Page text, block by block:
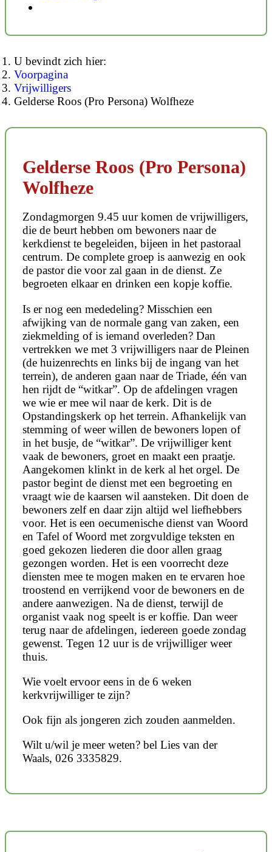
U bevindt zich hier:
Voorpagina
Vrijwilligers
Gelderse Roos (Pro Persona) Wolfheze
Gelderse Roos (Pro Persona)
Wolfheze
Zondagmorgen 9.45 uur komen de vrijwilligers,
die de beurt hebben om bewoners naar de
kerkdienst te begeleiden, bijeen in het pastoraal
centrum. De complete groep is aanwezig en ook
de pastor die voor zal gaan in de dienst. Ze
begroeten elkaar en drinken een kopje koffie.
Is er nog een mededeling? Misschien een
afwijking van de normale gang van zaken, een
ziekmelding of is iemand overleden? Dan
vertrekken we met 3 vrijwilligers naar de Pleinen
(de huizenrechts en links bij de ingang van het
terrein), de anderen gaan naar de Triade, één van
hen rijdt de “witkar”. Op de afdelingen vragen
we wie er mee wil naar de kerk. Dit is de
Opstandingskerk op het terrein. Afhankelijk van
stemming of weer willen de bewoners lopen of
in het busje, de “witkar”. De vrijwilliger kent
vaak de bewoners, groet en maakt een praatje.
Aangekomen klinkt in de kerk al het orgel. De
pastor begint de dienst met een begroeting en
vraagt wie de kaarsen wil aansteken. Dit doen de
bewoners zelf en daar zijn altijd wel liefhebbers
voor. Het is een oecumenische dienst van Woord
en Tafel of Woord met zorgvuldige teksten en
goed gekozen liederen die door allen graag
gezongen worden. Het is een voorrecht deze
diensten mee te mogen maken en te ervaren hoe
troostend en verrijkend voor de bewoners en de
andere aanwezigen. Na de dienst, terwijl de
organist vaak nog speelt is er koffie. Dan weer
terug naar de afdelingen, iedereen goede zondag
gewenst. Tegen 12 uur is de vrijwilliger weer
thuis.
Wie voelt ervoor eens in de 6 weken
kerkvrijwilliger te zijn?
Ook fijn als jongeren zich zouden aanmelden.
Wilt u/wil je meer weten? bel Lies van der
Waals, 026 3335829.